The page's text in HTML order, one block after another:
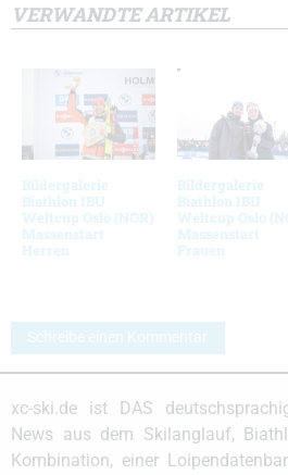
VERWANDTE ARTIKEL
Bildergalerie
Biathlon IBU
Weltcup Oslo (NOR)
Massenstart
Herren
Bildergalerie
Biathlon IBU
Weltcup Oslo
Massenstart
Frauen
Schreibe einen Kommentar
xc-ski.de ist DAS
News aus dem Skilanglauf,
Kombination, einer